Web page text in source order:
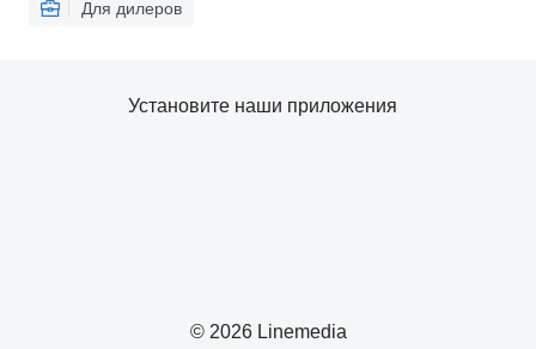
Для дилеров
© 2026 Linemedia
Установите наши приложения